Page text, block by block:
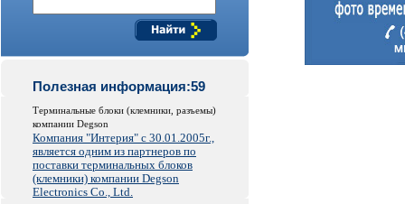
Полезная информация:59
Терминальные блоки (клемники, разъемы)
компании Degson
Компания "Интерия" с 30.01.2005г.,
является одним из партнеров по
поставки терминальных блоков
(клемники) компании Degson
Electronics Co., Ltd.